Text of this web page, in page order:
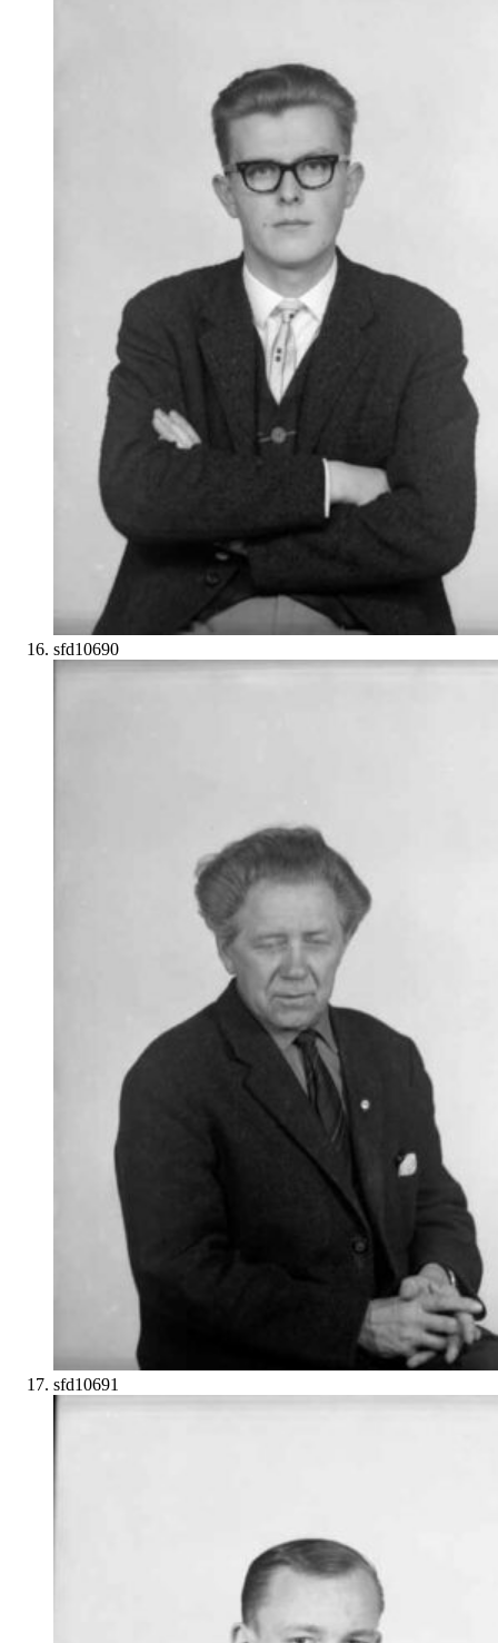
sfd10690
sfd10691